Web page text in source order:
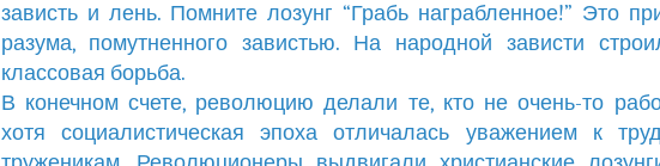
зависть и лень. Помните лозунг “Грабь награбленное!” Это
разума, помутненного завистью. На народной зависти
классовая борьба.
В конечном счете, революцию делали те, кто не очень-то
хотя социалистическая эпоха отличалась уважением к